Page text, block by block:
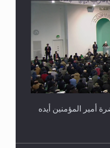
أمير المؤمنين أيده